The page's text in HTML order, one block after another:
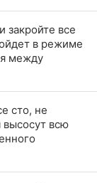
закройте все
в режиме
между
сто, не
всю